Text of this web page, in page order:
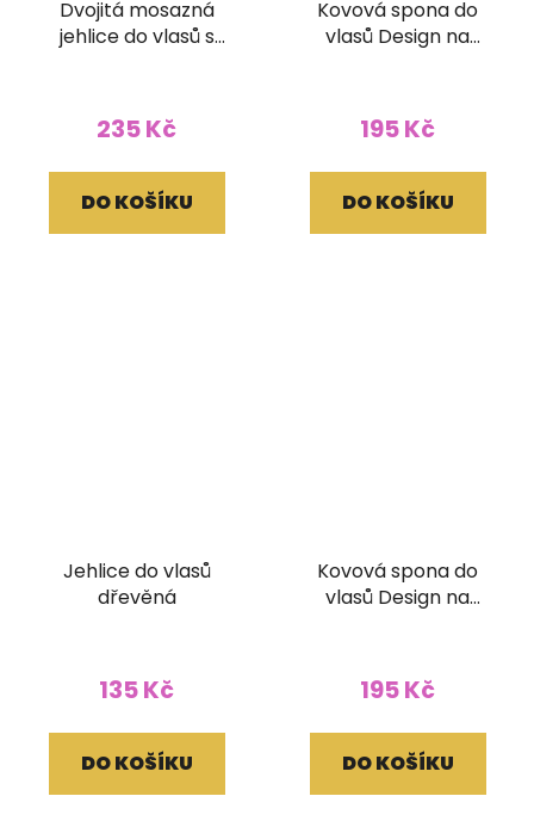
Dvojitá mosazná
jehlice do vlasů s
235 Kč
DO KOŠÍKU
Kovová spona do
vlasů Design na
195 Kč
DO KOŠÍKU
Jehlice do vlasů
dřevěná
135 Kč
DO KOŠÍKU
Kovová spona do
vlasů Design na
195 Kč
DO KOŠÍKU